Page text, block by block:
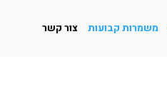
משמרות קבועות צור קשר